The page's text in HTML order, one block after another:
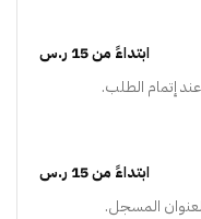
ابتداءً من 15 ر.س
إتمام الطلب.
ابتداءً من 15 ر.س
المسجل.